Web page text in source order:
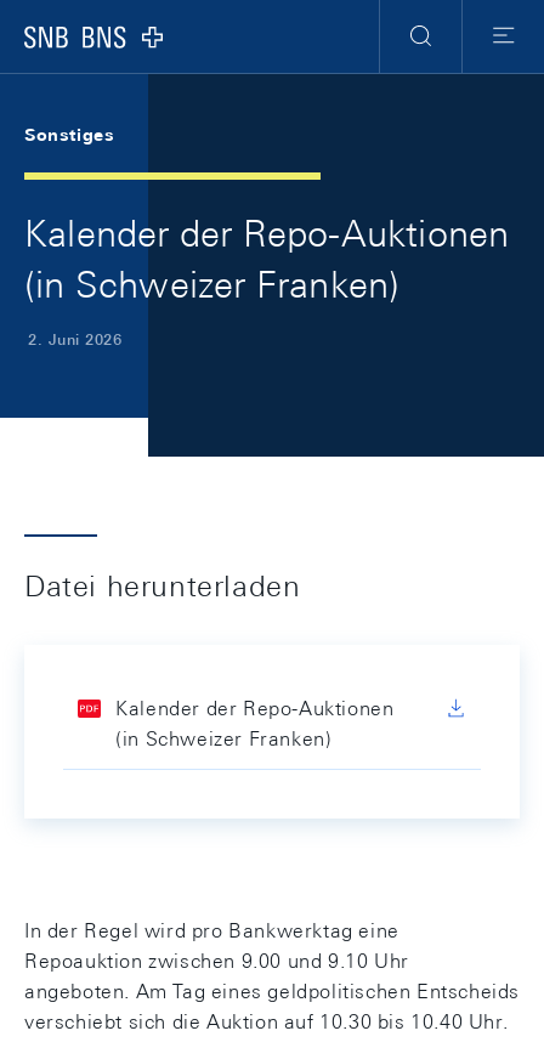
Logo
Suche
Menu
Sonstiges
Kalender der Repo-Auktionen
(in Schweizer Franken)
2. Juni 2026
Datei herunterladen
Kalender der Repo-Auktionen
(in Schweizer Franken)
In der Regel wird pro Bankwerktag eine
Repoauktion zwischen 9.00 und 9.10 Uhr
angeboten. Am Tag eines geldpolitischen Entscheids
verschiebt sich die Auktion auf 10.30 bis 10.40 Uhr.